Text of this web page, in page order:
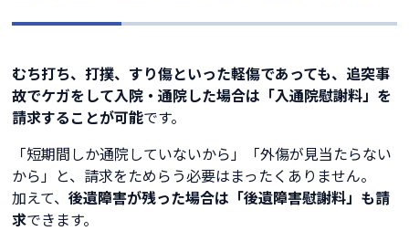
むち打ち、打撲、すり傷といった軽傷であっても、追突事
故でケガをして入院・通院した場合は「入通院慰謝料」を
請求することが可能です。
「短期間しか通院していないから」「外傷が見当たらない
から」と、請求をためらう必要はまったくありません。
加えて、後遺障害が残った場合は「後遺障害慰謝料」も請
求できます。